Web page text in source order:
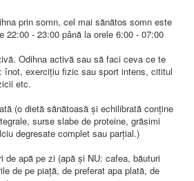
MASS-MEDIA
prin somn, cel mai sănătos somn este
22:00 - 23:00 până la orele 6:00 - 07:00
Odihna activă sau să faci ceva ce te
înot, exerciţiu fizic sau sport intens, cititul
etc.
(o dietă sănătoasă și echilibrată conține
surse slabe de proteine, grăsimi
degresate complet sau parțial.)
de apă pe zi (apă şi NU: cafea, băuturi
de pe piaţă, de preferat apa plată, de